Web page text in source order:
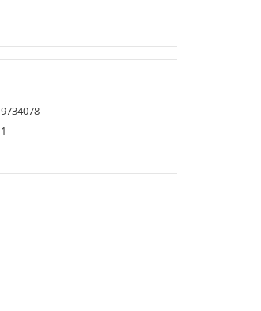
9734078
1